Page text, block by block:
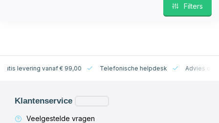
Filters
vanaf € 99,00 Telefonische helpdesk Advies op maat
Klantenservice
Veelgestelde vragen